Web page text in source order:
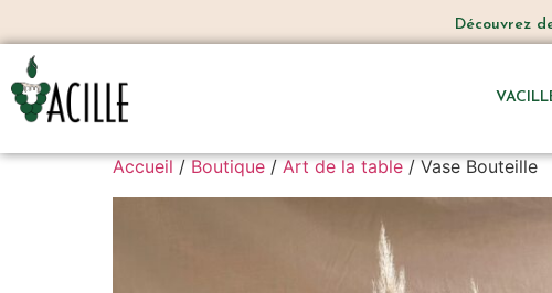
Découvrez des
Accueil/Boutique/Art de la table/ Vase Bouteille